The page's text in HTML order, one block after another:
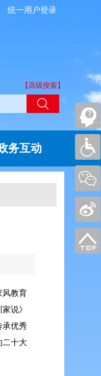
统一用户登录
【高级搜索】
务互动
风教育
说》
承优秀
二十大